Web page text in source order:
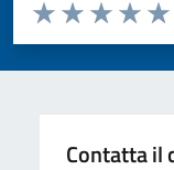
Valuta da 1 a 5 stelle la
Valuta
Valuta 3
Valuta 2 stelle
Valuta 1 stelle su 5
Contatta il